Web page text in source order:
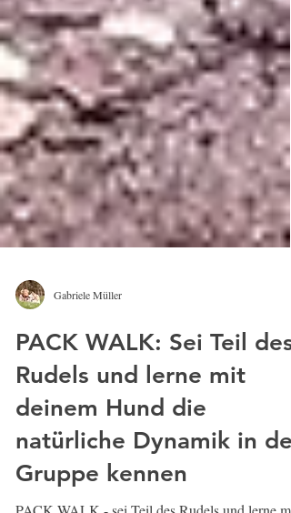
Gabriele Müller
PACK WALK: Sei Teil des
Rudels und lerne mit
deinem Hund die
natürliche Dynamik in der